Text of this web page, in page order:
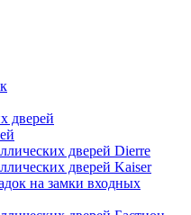
дверей
дверей Dierre
дверей Kaiser
на замки входных